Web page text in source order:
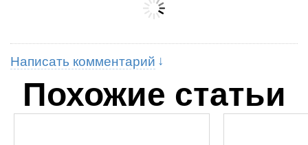
Написать комментарий
Похожие статьи